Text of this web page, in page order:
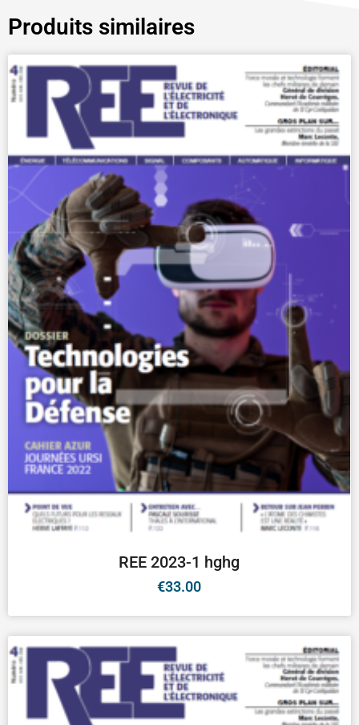
Produits similaires
REE 2023-1 hghg
€33.00